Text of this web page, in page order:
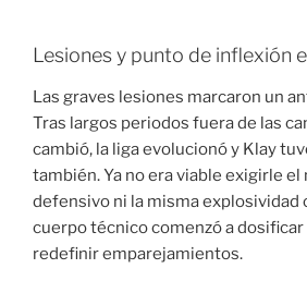
Lesiones y punto de inflexión
Las graves lesiones marcaron un
Tras largos periodos fuera de las
cambió, la liga evolucionó y Klay
también. Ya no era viable exigirle
defensivo ni la misma explosividad
cuerpo técnico comenzó a
redefinir emparejamientos.